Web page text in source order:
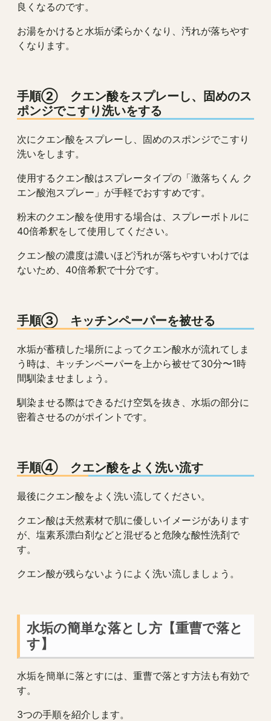
良くなるのです。
お湯をかけると水垢が柔らかくなり、汚れが落ちやす
くなります。
手順② クエン酸をスプレーし、固めのス
ポンジでこすり洗いをする
次にクエン酸をスプレーし、固めのスポンジでこすり
洗いをします。
使用するクエン酸はスプレータイプの「激落ちくん ク
エン酸泡スプレー」が手軽でおすすめです。
粉末のクエン酸を使用する場合は、スプレーボトルに
40倍希釈をして使用してください。
クエン酸の濃度は濃いほど汚れが落ちやすいわけでは
ないため、40倍希釈で十分です。
手順③ キッチンペーパーを被せる
水垢が蓄積した場所によってクエン酸水が流れてしま
う時は、キッチンペーパーを上から被せて30分〜1時
間馴染ませましょう。
馴染ませる際はできるだけ空気を抜き、水垢の部分に
密着させるのがポイントです。
手順④ クエン酸をよく洗い流す
最後にクエン酸をよく洗い流してください。
クエン酸は天然素材で肌に優しいイメージがあります
が、塩素系漂白剤などと混ぜると危険な酸性洗剤で
す。
クエン酸が残らないようによく洗い流しましょう。
水垢の簡単な落とし方【重曹で落と
す】
水垢を簡単に落とすには、重曹で落とす方法も有効で
す。
3つの手順を紹介します。